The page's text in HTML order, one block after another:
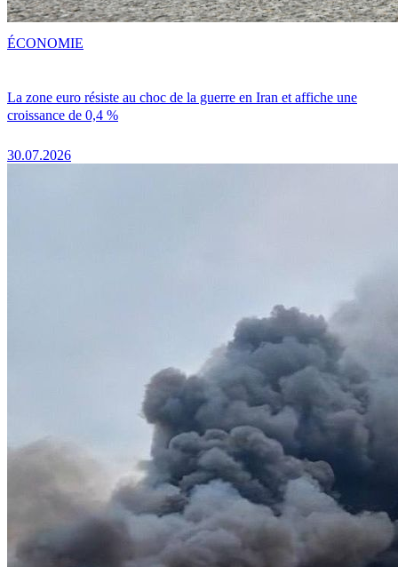
La zone euro résiste au choc de la guerre en Iran et affiche une
croissance de 0,4 %
30.07.2026
ÉCONOMIE